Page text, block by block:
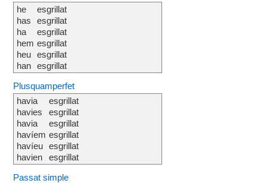
he
has
ha
hem
heu
han
esgrillat
esgrillat
esgrillat
esgrillat
esgrillat
esgrillat
Plusquamperfet
havia
havies
havia
havíem
havíeu
havien
esgrillat
esgrillat
esgrillat
esgrillat
esgrillat
esgrillat
Passat simple